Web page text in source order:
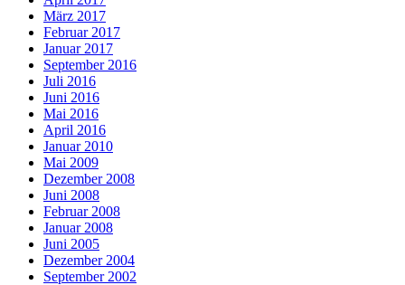
März 2017
Februar 2017
Januar 2017
September 2016
Juli 2016
Juni 2016
Mai 2016
April 2016
Januar 2010
Mai 2009
Dezember 2008
Juni 2008
Februar 2008
Januar 2008
Juni 2005
Dezember 2004
September 2002